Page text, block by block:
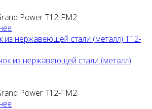
Power T12-FM2
из нержавеющей стали (металл) T12-
Power T12-FM2